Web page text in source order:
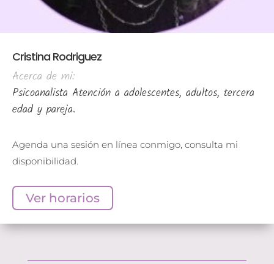
Cristina Rodriguez
Acerca de mi:
Psicoanalista Atención a adolescentes, adultos, tercera
edad y pareja.
Agenda una sesión en línea conmigo, consulta mi
disponibilidad.
Ver horarios